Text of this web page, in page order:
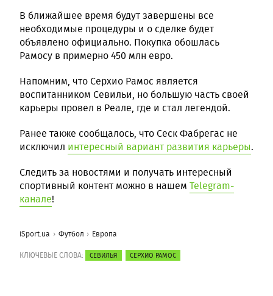
В ближайшее время будут завершены все
необходимые процедуры и о сделке будет
объявлено официально. Покупка обошлась
Рамосу в примерно 450 млн евро.
Напомним, что Серхио Рамос является
воспитанником Севильи, но большую часть своей
карьеры провел в Реале, где и стал легендой.
Ранее также сообщалось, что Сеск Фабрегас не
исключил интересный вариант развития карьеры.
Следить за новостями и получать интересный
спортивный контент можно в нашем Telegram-
канале!
iSport.ua Футбол Европа
КЛЮЧЕВЫЕ СЛОВА: СЕВИЛЬЯ СЕРХИО РАМОС